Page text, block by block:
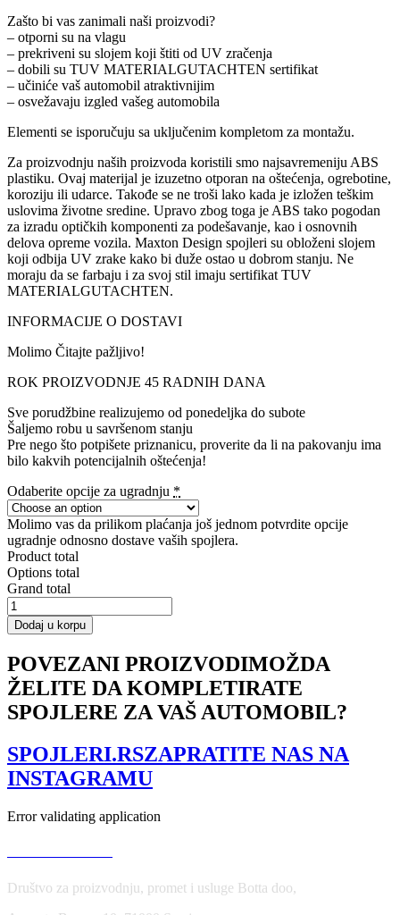
Zašto bi vas zanimali naši proizvodi?
– otporni su na vlagu
– prekriveni su slojem koji štiti od UV zračenja
– dobili su TUV MATERIALGUTACHTEN sertifikat
– učiniće vaš automobil atraktivnijim
– osvežavaju izgled vašeg automobila
Elementi se isporučuju sa uključenim kompletom za montažu.
Za proizvodnju naših proizvoda koristili smo najsavremeniju ABS
plastiku. Ovaj materijal je izuzetno otporan na oštećenja, ogrebotine,
koroziju ili udarce. Takođe se ne troši lako kada je izložen teškim
uslovima životne sredine. Upravo zbog toga je ABS tako pogodan
za izradu optičkih komponenti za podešavanje, kao i osnovnih
delova opreme vozila. Maxton Design spojleri su obloženi slojem
koji odbija UV zrake kako bi duže ostao u dobrom stanju. Ne
moraju da se farbaju i za svoj stil imaju sertifikat TUV
MATERIALGUTACHTEN.
INFORMACIJE O DOSTAVI
Molimo Čitajte pažljivo!
ROK PROIZVODNJE 45 RADNIH DANA
Sve porudžbine realizujemo od ponedeljka do subote
Šaljemo robu u savršenom stanju
Pre nego što potpišete priznanicu, proverite da li na pakovanju ima
bilo kakvih potencijalnih oštećenja!
Odaberite opcije za ugradnju *
Molimo vas da prilikom plaćanja još jednom potvrdite opcije
ugradnje odnosno dostave vaših spojlera.
Product total
Options total
Grand total
FRONT
SPLITTER
VW
CC
R36
RLINE
(Preface)
Dodaj u korpu
POVEZANI PROIZVODIMOŽDA
ŽELITE DA KOMPLETIRATE
SPOJLERE ZA VAŠ AUTOMOBIL?
SPOJLERI.RSZAPRATITE NAS NA
INSTAGRAMU
Error validating application
Društvo za proizvodnju, promet i usluge Botta doo,